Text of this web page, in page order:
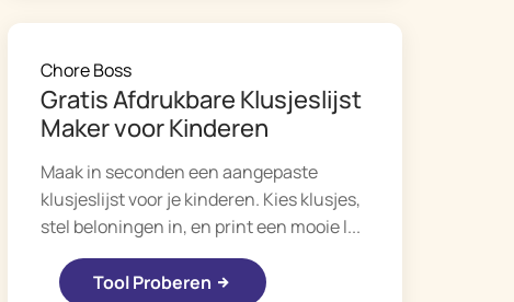
Chore Boss
Gratis Afdrukbare Klusjeslijst
Maker voor Kinderen
Maak in seconden een aangepaste
klusjeslijst voor je kinderen. Kies klusjes,
stel beloningen in, en print een mooie l...
Tool Proberen